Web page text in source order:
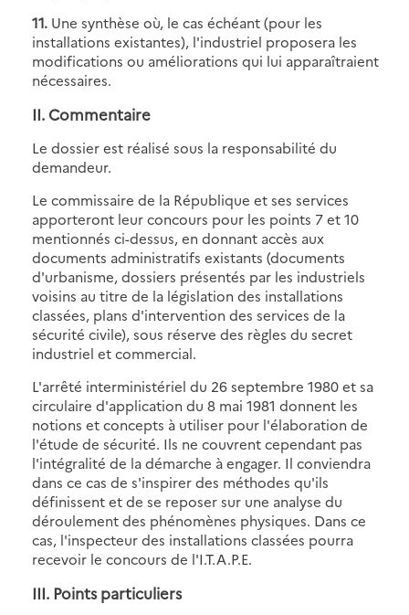
11. Une synthèse où, le cas échéant (pour les
installations existantes), l'industriel proposera les
modifications ou améliorations qui lui apparaîtraient
nécessaires.
II. Commentaire
Le dossier est réalisé sous la responsabilité du
demandeur.
Le commissaire de la République et ses services
apporteront leur concours pour les points 7 et 10
mentionnés ci-dessus, en donnant accès aux
documents administratifs existants (documents
d'urbanisme, dossiers présentés par les industriels
voisins au titre de la législation des installations
classées, plans d'intervention des services de la
sécurité civile), sous réserve des règles du secret
industriel et commercial.
L'arrêté interministériel du 26 septembre 1980 et sa
circulaire d'application du 8 mai 1981 donnent les
notions et concepts à utiliser pour l'élaboration de
l'étude de sécurité. Ils ne couvrent cependant pas
l'intégralité de la démarche à engager. Il conviendra
dans ce cas de s'inspirer des méthodes qu'ils
définissent et de se reposer sur une analyse du
déroulement des phénomènes physiques. Dans ce
cas, l'inspecteur des installations classées pourra
recevoir le concours de l'I.T.A.P.E.
III. Points particuliers